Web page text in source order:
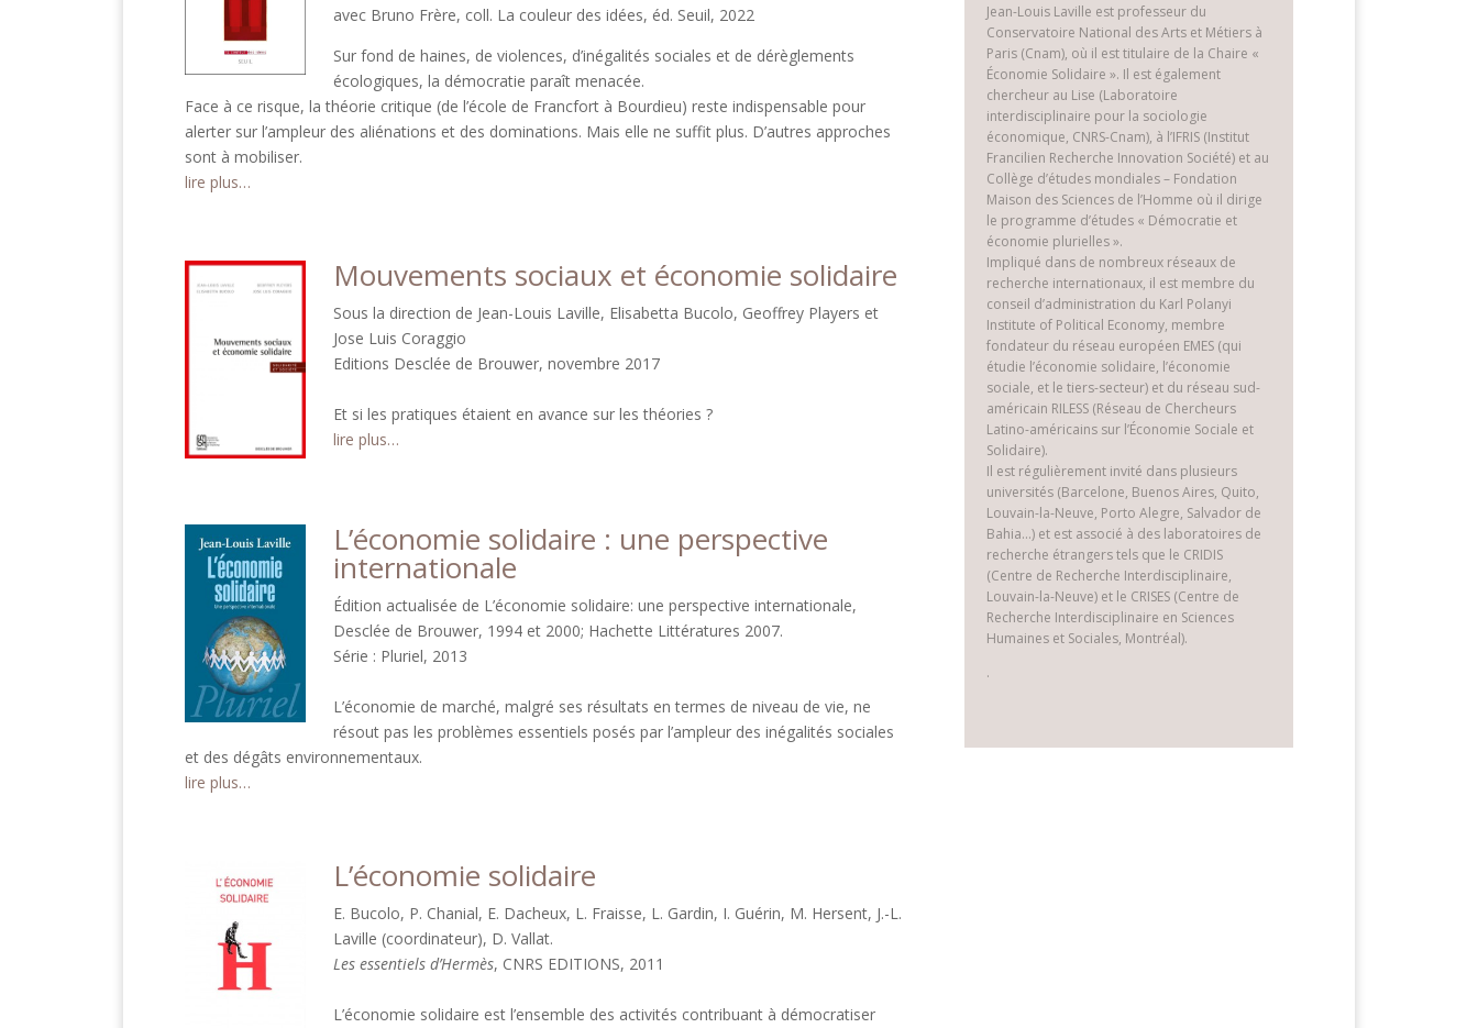
avec Bruno Frère, coll. La couleur des idées, éd. Seuil, 2022
Sur fond de haines, de violences, d’inégalités sociales et de dérèglements
écologiques, la démocratie paraît menacée.
Face à ce risque, la théorie critique (de l’école de Francfort à Bourdieu) reste indispensable pour
alerter sur l’ampleur des aliénations et des dominations. Mais elle ne suffit plus. D’autres approches
sont à mobiliser.
lire plus…
Mouvements sociaux et économie solidaire
Sous la direction de Jean-Louis Laville, Elisabetta Bucolo, Geoffrey Players et
Jose Luis Coraggio
Editions Desclée de Brouwer, novembre 2017
Et si les pratiques étaient en avance sur les théories ?
lire plus…
L’économie solidaire : une perspective
internationale
Édition actualisée de L’économie solidaire: une perspective internationale,
Desclée de Brouwer, 1994 et 2000; Hachette Littératures 2007.
Série : Pluriel, 2013
L’économie de marché, malgré ses résultats en termes de niveau de vie, ne
résout pas les problèmes essentiels posés par l’ampleur des inégalités sociales
et des dégâts environnementaux.
lire plus…
L’économie solidaire
E. Bucolo, P. Chanial, E. Dacheux, L. Fraisse, L. Gardin, I. Guérin, M. Hersent, J.-L.
Laville (coordinateur), D. Vallat.
Les essentiels d’Hermès, CNRS EDITIONS, 2011
L’économie solidaire est l’ensemble des activités contribuant à démocratiser
Jean-Louis Laville est professeur du
Conservatoire National des Arts et Métiers à
Paris (Cnam), où il est titulaire de la Chaire «
Économie Solidaire ». Il est également
chercheur au Lise (Laboratoire
interdisciplinaire pour la sociologie
économique, CNRS-Cnam), à l’IFRIS (Institut
Francilien Recherche Innovation Société) et au
Collège d’études mondiales – Fondation
Maison des Sciences de l’Homme où il dirige
le programme d’études « Démocratie et
économie plurielles ».
Impliqué dans de nombreux réseaux de
recherche internationaux, il est membre du
conseil d’administration du Karl Polanyi
Institute of Political Economy, membre
fondateur du réseau européen EMES (qui
étudie l’économie solidaire, l’économie
sociale, et le tiers-secteur) et du réseau sud-
américain RILESS (Réseau de Chercheurs
Latino-américains sur l’Économie Sociale et
Solidaire).
Il est régulièrement invité dans plusieurs
universités (Barcelone, Buenos Aires, Quito,
Louvain-la-Neuve, Porto Alegre, Salvador de
Bahia…) et est associé à des laboratoires de
recherche étrangers tels que le CRIDIS
(Centre de Recherche Interdisciplinaire,
Louvain-la-Neuve) et le CRISES (Centre de
Recherche Interdisciplinaire en Sciences
Humaines et Sociales, Montréal).
.